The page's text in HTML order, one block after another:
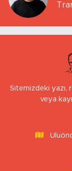
Sitemizdeki yazı,
veya